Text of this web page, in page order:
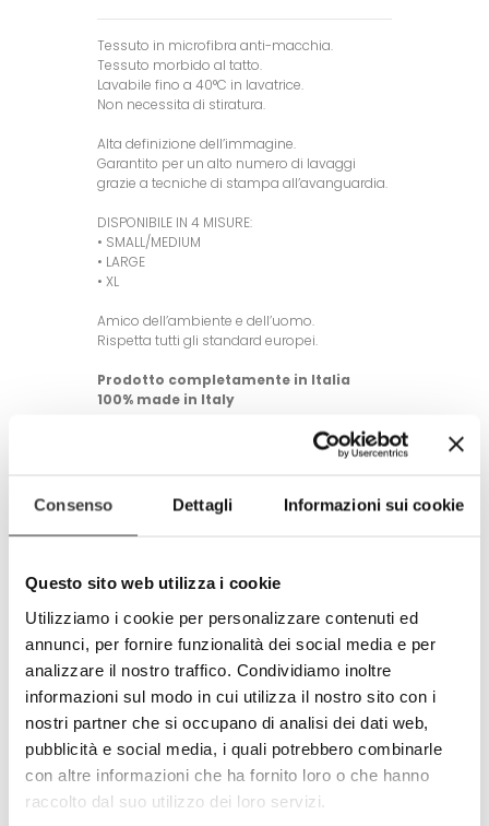
Consenso Dettagli Informazioni sui cookie
Questo sito web utilizza i cookie
Utilizziamo i cookie per personalizzare contenuti ed
annunci, per fornire funzionalità dei social media e per
analizzare il nostro traffico. Condividiamo inoltre
informazioni sul modo in cui utilizza il nostro sito con i
nostri partner che si occupano di analisi dei dati web,
pubblicità e social media, i quali potrebbero combinarle
con altre informazioni che ha fornito loro o che hanno
raccolto dal suo utilizzo dei loro servizi.
Tessuto in microfibra anti-macchia.
Tessuto morbido al tatto.
Lavabile fino a 40°C in lavatrice.
Non necessita di stiratura.
Alta definizione dell’immagine.
Garantito per un alto numero di lavaggi
grazie a tecniche di stampa all’avanguardia.
DISPONIBILE IN 4 MISURE:
• SMALL/MEDIUM
• LARGE
• XL
Amico dell’ambiente e dell’uomo.
Rispetta tutti gli standard europei.
Prodotto completamente in Italia
100% made in Italy
© Modello e disegno registrato.
Size
- +
AGGIUNGI AL CARRELLO
Tweet
Share
Google+
Pinterest